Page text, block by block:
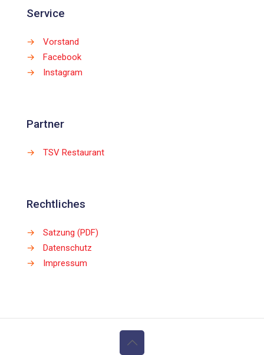
Service
→
Vorstand
→
Facebook
→
Instagram
Partner
→ TSV Restaurant
Rechtliches
→
Satzung (PDF)
→
Datenschutz
→
Impressum